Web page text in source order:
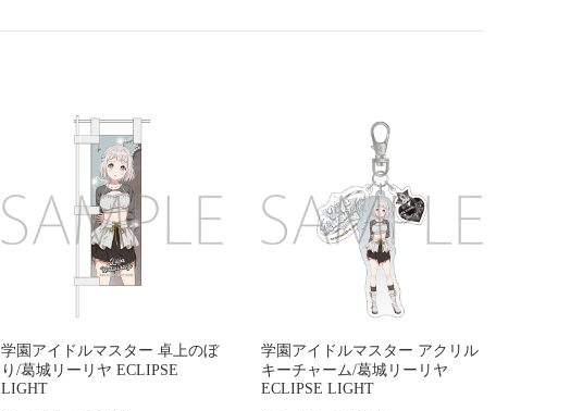
学園アイドルマスター 卓上のぼ
り/葛城リーリヤ ECLIPSE
LIGHT
学園アイドルマスター アクリル
キーチャーム/葛城リーリヤ
ECLIPSE LIGHT